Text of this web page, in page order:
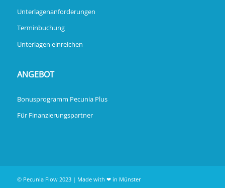
Unterlagenanforderungen
Terminbuchung
Unterlagen einreichen
ANGEBOT
Bonusprogramm Pecunia Plus
Für Finanzierungspartner
© Pecunia Flow 2023 | Made with ❤ in Münster